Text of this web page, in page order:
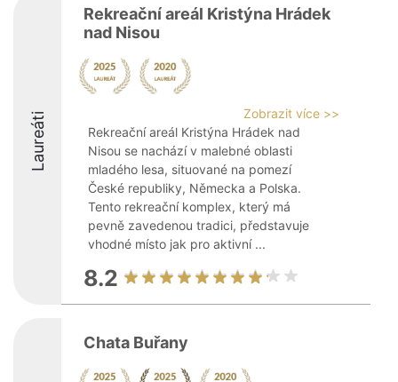
Laureáti
Rekreační areál Kristýna Hrádek
nad Nisou
Zobrazit více >>
Rekreační areál Kristýna Hrádek nad
Nisou se nachází v malebné oblasti
mladého lesa, situované na pomezí
České republiky, Německa a Polska.
Tento rekreační komplex, který má
pevně zavedenou tradici, představuje
vhodné místo jak pro aktivní ...
8.2
Chata Buřany